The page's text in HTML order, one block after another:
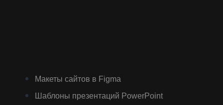
Макеты сайтов в Figma
Шаблоны презентаций PowerPoint